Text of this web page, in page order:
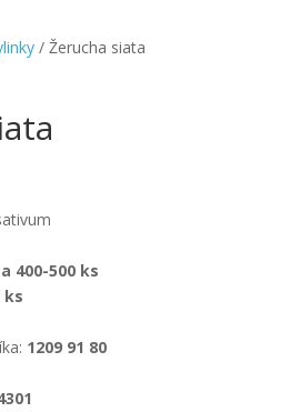
/ Žerucha siata
400-500 ks
ks
1209 91 80